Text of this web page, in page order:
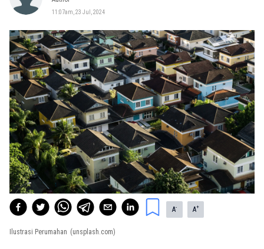
11:07am, 23 Jul, 2024
A- A+
Ilustrasi Perumahan (unsplash.com)